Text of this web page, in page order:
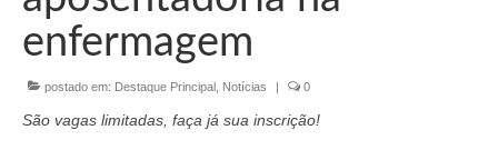
Conselheiros e Diretoria
Câmaras Técnicas
enfermagem
postado em: Destaque Principal Notícias | 0
São vagas limitadas, faça já sua inscrição!